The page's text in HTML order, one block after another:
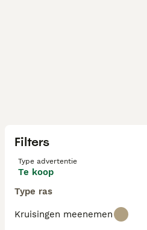
Filters
Type advertentie
Te koop
Type ras
Kruisingen meenemen